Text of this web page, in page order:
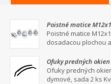
Poistné matice
dosadacou plochou
Poistné matice
dosadacou plochou
Ofuky predných okien
dymové, sada 2 ks
Ofuky predných
dymové, sada 2 ks